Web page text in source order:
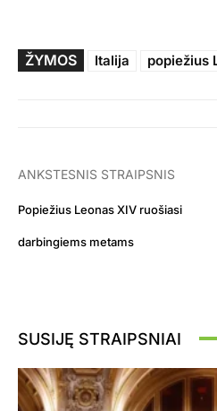
ŽYMOS Italija popiežius
ANKSTESNIS STRAIPSNIS
Popiežius Leonas XIV ruošiasi
darbingiems metams
SUSIJĘ STRAIPSNIAI